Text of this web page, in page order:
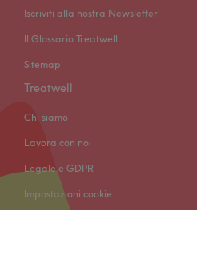
Iscriviti alla nostra Newsletter
Il Glossario Treatwell
Sitemap
Treatwell
Chi siamo
Lavora con noi
Legale e GDPR
Impostazioni cookie